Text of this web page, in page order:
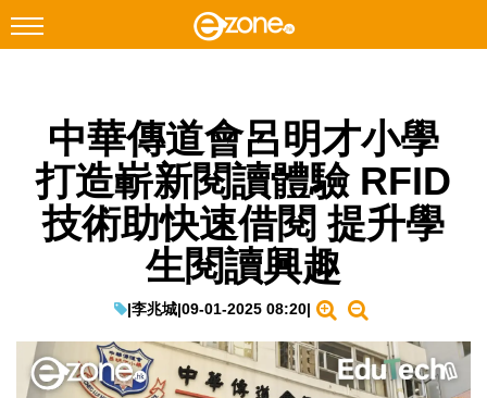
Facebook Instagram
科技焦點
網絡生活
EduTech
IT Times
中華傳道會呂明才小學
打造嶄新閱讀體驗 RFID
技術助快速借閱 提升學
生閱讀興趣
|李兆城|09-01-2025 08:20|